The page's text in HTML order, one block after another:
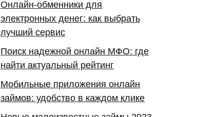
Онлайн-обменники для
электронных денег: как выбрать
лучший сервис
Поиск надежной онлайн МФО: где
найти актуальный рейтинг
Мобильные приложения онлайн
займов: удобство в каждом клике